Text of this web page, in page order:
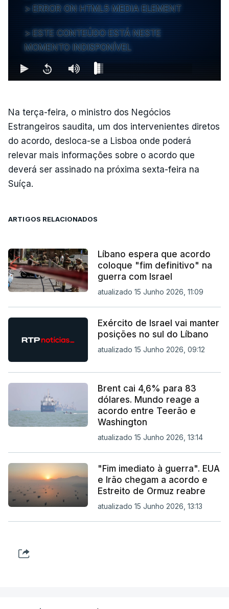
ERROR ON HTML5 MEDIA ELEMENT
ESTE CONTEÚDO ESTÁ NESTE
MOMENTO INDISPONÍVEL
Na terça-feira, o ministro dos Negócios
Estrangeiros saudita, um dos intervenientes diretos
do acordo, desloca-se a Lisboa onde poderá
relevar mais informações sobre o acordo que
deverá ser assinado na próxima sexta-feira na
Suíça.
ARTIGOS RELACIONADOS
Líbano espera que acordo
coloque "fim definitivo" na
guerra com Israel
atualizado 15 Junho 2026, 11:09
Exército de Israel vai manter
posições no sul do Líbano
atualizado 15 Junho 2026, 09:12
Brent cai 4,6% para 83
dólares. Mundo reage a
acordo entre Teerão e
Washington
atualizado 15 Junho 2026, 13:14
"Fim imediato à guerra". EUA
e Irão chegam a acordo e
Estreito de Ormuz reabre
atualizado 15 Junho 2026, 13:13